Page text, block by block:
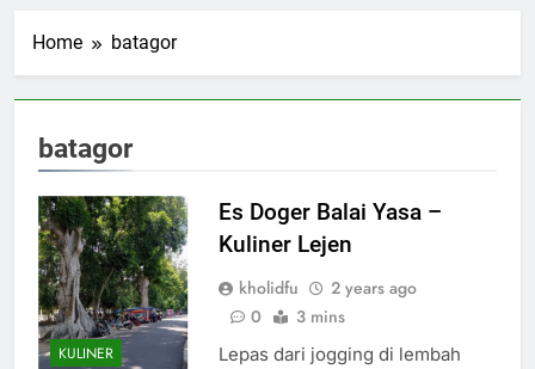
Home batagor
batagor
KULINER
Es Doger Balai Yasa –
Kuliner Lejen
kholidfu
2 years ago
0
3 mins
Lepas dari jogging di lembah